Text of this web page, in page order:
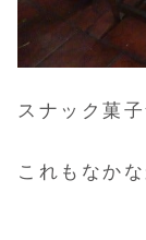
スナック菓
これもなか